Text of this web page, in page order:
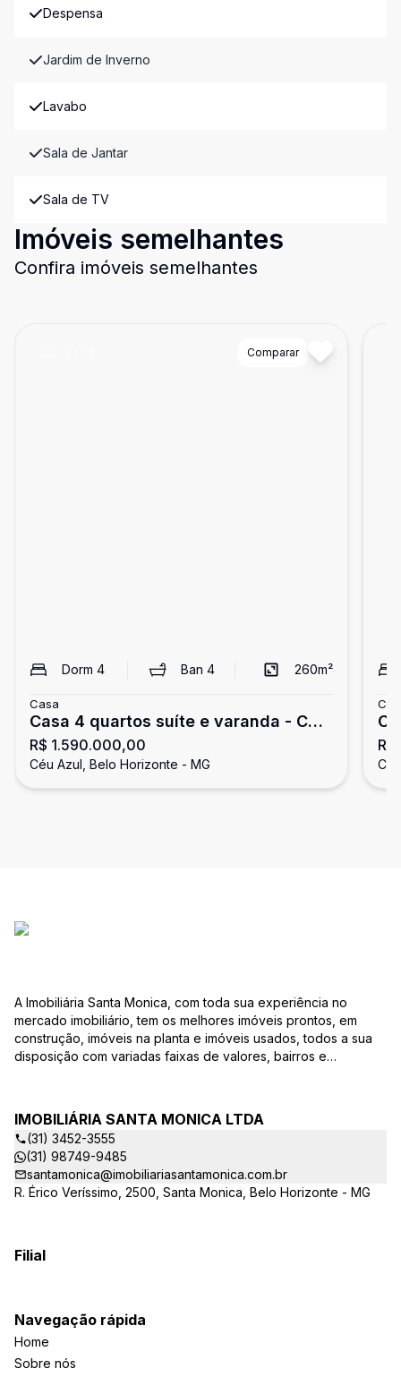
Despensa
Jardim de Inverno
Lavabo
Sala de Jantar
Sala de TV
Imóveis semelhantes
Confira imóveis semelhantes
Comparar
Dorm 4 Ban 4 260m²
Casa
Casa 4 quartos suíte e varanda - Céu
Azul
R$ 1.590.000,00
Céu Azul, Belo Horizonte - MG
A Imobiliária Santa Monica, com toda sua experiência no
mercado imobiliário, tem os melhores imóveis prontos, em
construção, imóveis na planta e imóveis usados, todos a sua
disposição com variadas faixas de valores, bairros e
ao CRECI-EE – estarão sempre prontos para responder-lhe
todas as suas dúvidas sobre casas, apartamentos, terrenos,
salas comerciais e outros produtos imobiliários. Quais
vantagens que a Imobiliária Santa Monica lhe proporciona?
Parcerias com várias construtoras da sua cidade;
Acompanhamento e encaminhamento do financiamento
principais portais de imóveis; Análise da capacidade de
procurar meu imóvel? A Imobiliária Santa Monica possui
dezenas de opções de imóveis a venda, todos com a
qualidade que você procura. Em nosso site você vai encontrar
IMOBILIÁRIA SANTA MONICA LTDA
(31) 3452-3555
(31) 98749-9485
santamonica@imobiliariasantamonica.com.br
R. Érico Veríssimo, 2500, Santa Monica, Belo Horizonte - MG
Filial
Navegação rápida
Home
Sobre nós